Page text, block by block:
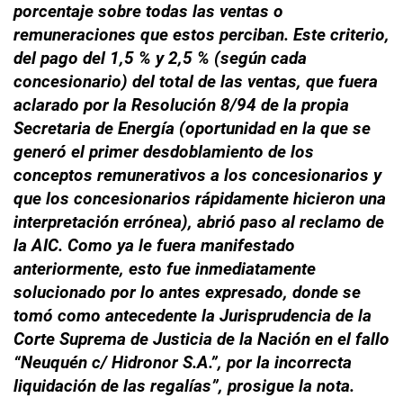
porcentaje sobre todas las ventas o
remuneraciones que estos perciban. Este criterio,
del pago del 1,5 % y 2,5 % (según cada
concesionario) del total de las ventas, que fuera
aclarado por la Resolución 8/94 de la propia
Secretaria de Energía (oportunidad en la que se
generó el primer desdoblamiento de los
conceptos remunerativos a los concesionarios y
que los concesionarios rápidamente hicieron una
interpretación errónea), abrió paso al reclamo de
la AIC. Como ya le fuera manifestado
anteriormente, esto fue inmediatamente
solucionado por lo antes expresado, donde se
tomó como antecedente la Jurisprudencia de la
Corte Suprema de Justicia de la Nación en el fallo
“Neuquén c/ Hidronor S.A.”, por la incorrecta
liquidación de las regalías”, prosigue la nota.